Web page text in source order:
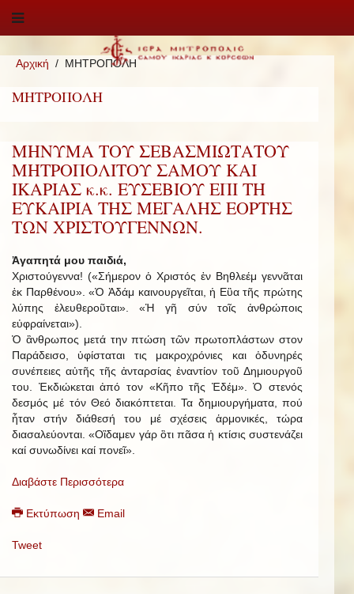
Αρχική ΜΗΤΡΟΠΟΛΗ
ΜΗΤΡΟΠΟΛΗ
ΜΗΝΥΜΑ ΤΟΥ ΣΕΒΑΣΜΙΩΤΑΤΟΥ
ΜΗΤΡΟΠΟΛΙΤΟΥ ΣΑΜΟΥ ΚΑΙ
ΙΚΑΡΙΑΣ κ.κ. ΕΥΣΕΒΙΟΥ ΕΠΙ ΤΗ
ΕΥΚΑΙΡΙΑ ΤΗΣ ΜΕΓΑΛΗΣ ΕΟΡΤΗΣ
ΤΩΝ ΧΡΙΣΤΟΥΓΕΝΝΩΝ.
Ἀγαπητά μου παιδιά,
Χριστούγεννα! («Σήμερον ὁ Χριστός ἐν Βηθλεέμ γεννᾶται
ἐκ Παρθένου». «Ὁ Ἀδάμ καινουργεῖται, ἡ Εὒα τῆς πρώτης
λύπης ἐλευθεροῦται». «Ἡ γῆ σύν τοῖς ἀνθρώποις
εὐφραίνεται»).
Ὁ ἂνθρωπος μετά την πτώση τῶν πρωτοπλάστων στον
Παράδεισο, ὑφίσταται τις μακροχρόνιες και ὀδυνηρές
συνέπειες αὐτῆς τῆς ἀνταρσίας ἐναντίον τοῦ Δημιουργοῦ
του. Ἐκδιώκεται ἀπό τον «Κῆπο τῆς Ἐδέμ». Ὁ στενός
δεσμός μέ τόν Θεό διακόπτεται. Τα δημιουργήματα, πού
ἦταν στήν διάθεσή του μέ σχέσεις ἁρμονικές, τώρα
διασαλεύονται. «Οἲδαμεν γάρ ὃτι πᾶσα ἡ κτίσις συστενάζει
καί συνωδίνει καί πονεῖ».
Διαβάστε Περισσότερα
Εκτύπωση Email
Tweet